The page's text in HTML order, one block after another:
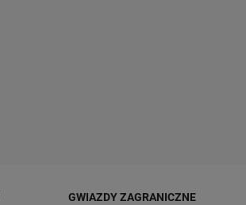
GWIAZDY ZAGRANICZNE